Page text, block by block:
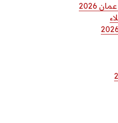
2026